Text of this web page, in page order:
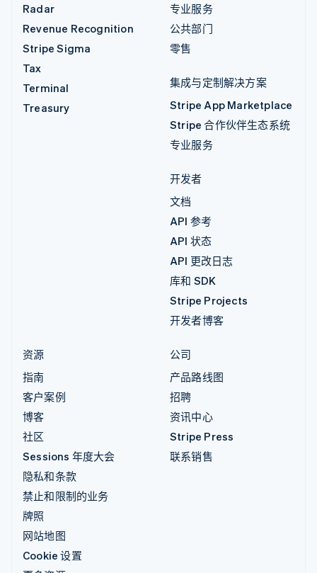
Radar
Revenue Recognition
Stripe Sigma
Tax
Terminal
Treasury
专业服务
公共部门
零售
集成与定制解决方案
Stripe App Marketplace
Stripe 合作伙伴生态系统
专业服务
开发者
文档
API 参考
API 状态
API 更改日志
库和 SDK
Stripe Projects
开发者博客
资源
指南
客户案例
博客
社区
Sessions 年度大会
隐私和条款
禁止和限制的业务
牌照
网站地图
Cookie 设置
公司
产品路线图
招聘
资讯中心
Stripe Press
联系销售